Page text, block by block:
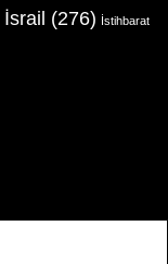
İsrail (276) İstihbarat